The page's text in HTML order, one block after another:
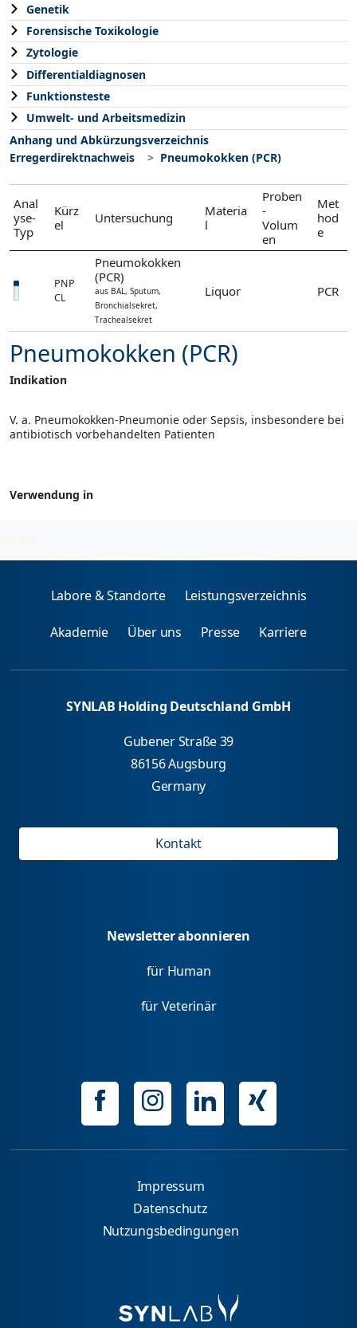
Genetik
Forensische Toxikologie
Zytologie
Differentialdiagnosen
Funktionsteste
Umwelt- und Arbeitsmedizin
Anhang und Abkürzungsverzeichnis
Erregerdirektnachweis
Pneumokokken (PCR)
Anal
yse-
Typ
Kürz
el
Untersuchung
Materia
l
Proben
-
Volum
en
Met
hod
e
PNP
CL
Pneumokokken
(PCR)
aus BAL, Sputum,
Bronchialsekret,
Trachealsekret
Liquor PCR
Pneumokokken (PCR)
Indikation
V. a. Pneumokokken-Pneumonie oder Sepsis, insbesondere bei
antibiotisch vorbehandelten Patienten
Verwendung in
2026-08-08
Labore & Standorte Leistungsverzeichnis
Akademie Über uns Presse Karriere
SYNLAB Holding Deutschland GmbH
Gubener Straße 39
86156 Augsburg
Germany
Kontakt
Newsletter abonnieren
für Human
für Veterinär
Impressum
Datenschutz
Nutzungsbedingungen